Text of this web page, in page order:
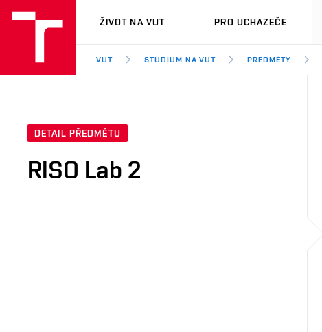
VUT
ŽIVOT NA VUT PRO UCHAZEČE
VUT STUDIUM NA VUT PŘEDMĚTY
DETAIL PŘEDMĚTU
RISO Lab 2